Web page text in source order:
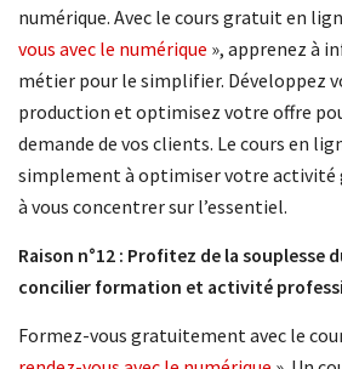
numérique. Avec le cours gratuit en
vous avec le numérique », apprenez à
métier pour le simplifier. Développez
production et optimisez votre offre
demande de vos clients. Le cours en
simplement à optimiser votre activité
à vous concentrer sur l’essentiel.
Raison n°12 : Profitez de la souplesse
concilier formation et activité
Formez-vous gratuitement avec le